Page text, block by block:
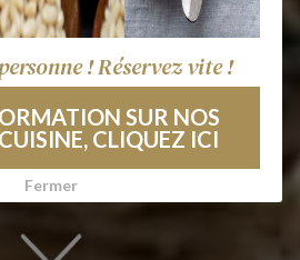
Fermer
! Réservez vite !
SUR NOS
CLIQUEZ ICI